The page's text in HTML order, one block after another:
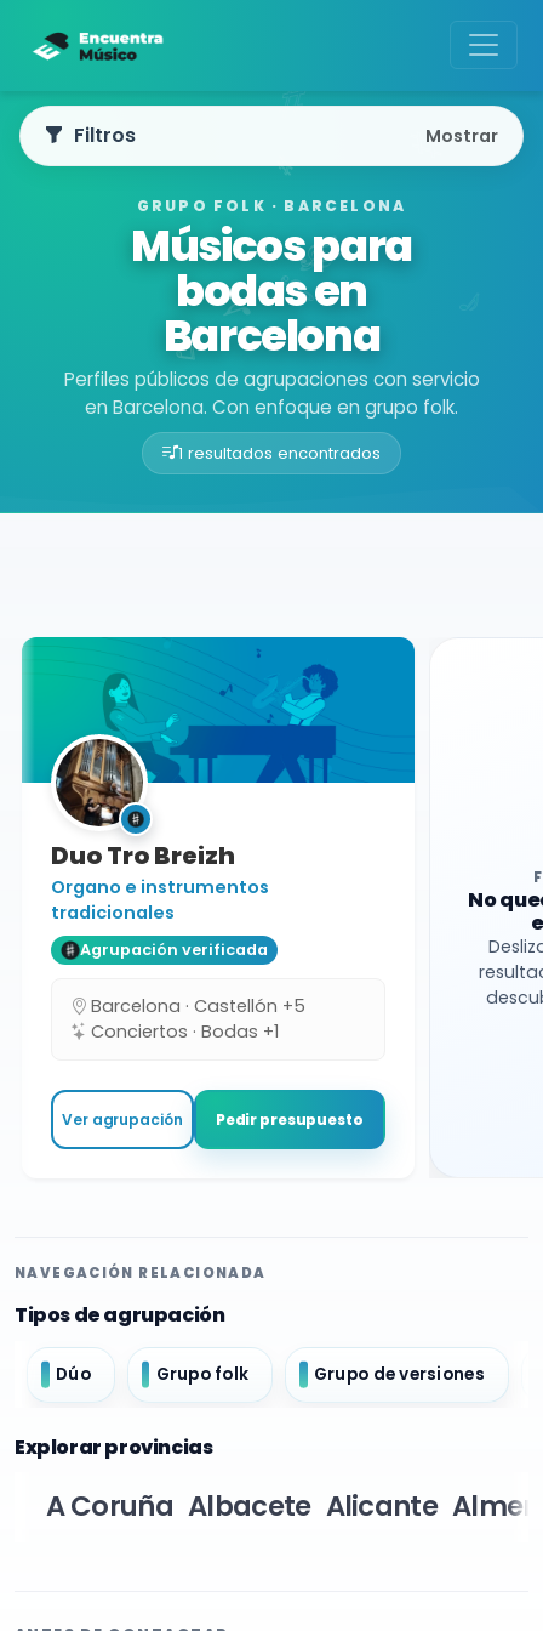
GRUPO FOLK · BARCELONA
Músicos para
bodas en
Barcelona
Perfiles públicos de agrupaciones con servicio
en Barcelona. Con enfoque en grupo folk.
1 resultados encontrados
Buscador de músicos
Filtros Mostrar
Duo Tro Breizh
Organo e instrumentos
tradicionales
Agrupación verificada
Barcelona · Castellón +5
Conciertos · Bodas +1
Ver agrupación Pedir presupuesto
No
NAVEGACIÓN RELACIONADA
Tipos de agrupación
Dúo Grupo folk Grupo de versiones
Explorar provincias
A Coruña Albacete Alicante